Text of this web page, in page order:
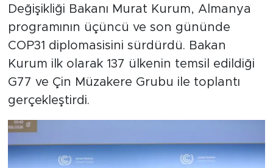
Değişikliği Bakanı Murat Kurum, Almanya
programının üçüncü ve son gününde
COP31 diplomasisini sürdürdü. Bakan
Kurum ilk olarak 137 ülkenin temsil edildiği
G77 ve Çin Müzakere Grubu ile toplantı
gerçekleştirdi.